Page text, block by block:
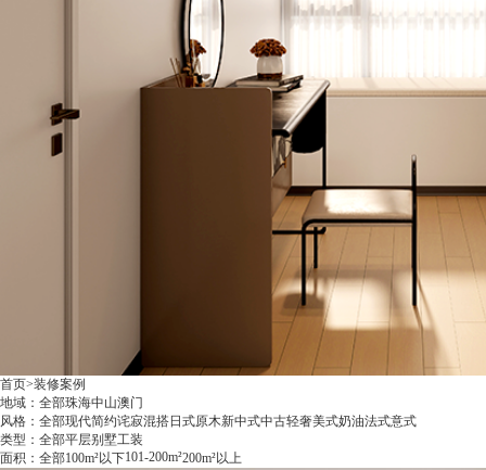
真实装修案例
每一套都经得起实地验证
首页>装修案例
地域： 全部珠海中山澳门
风格： 全部现代简约诧寂混搭日式原木新中式中古轻奢美式奶油法式意式
类型： 全部平层别墅工装
面积： 全部100m²以下101-200m²200m²以上